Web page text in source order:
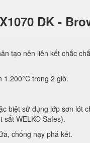
DK -
tạo nên liên kết chắc
trong 2 giờ.
biệt sử dụng lớp sơn lót
WELKO Safes).
chống nạy phá két.